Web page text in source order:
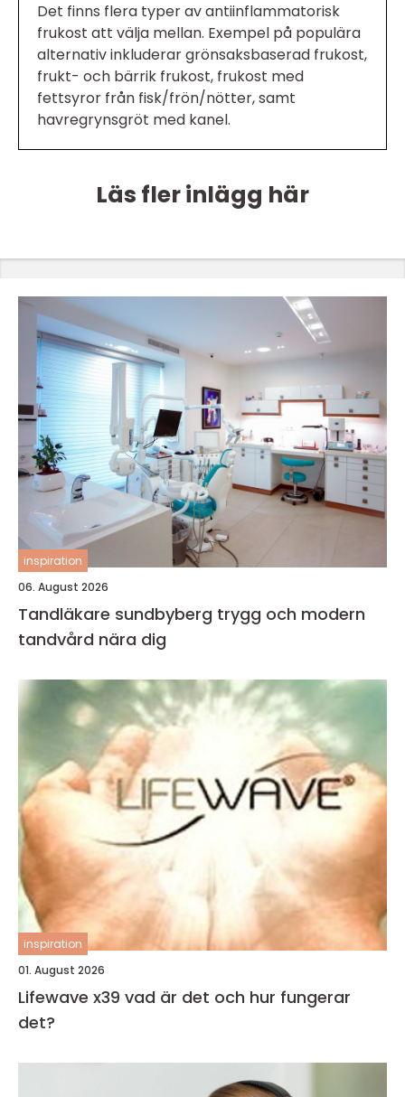
Det finns flera typer av antiinflammatorisk
frukost att välja mellan. Exempel på populära
alternativ inkluderar grönsaksbaserad frukost,
frukt- och bärrik frukost, frukost med
fettsyror från fisk/frön/nötter, samt
havregrynsgröt med kanel.
Läs fler inlägg här
inspiration
06. August 2026
Tandläkare sundbyberg trygg och modern
tandvård nära dig
inspiration
01. August 2026
Lifewave x39 vad är det och hur fungerar
det?